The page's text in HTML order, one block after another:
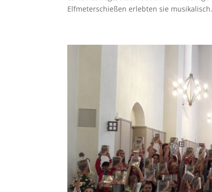
Elfmeterschießen erlebten sie